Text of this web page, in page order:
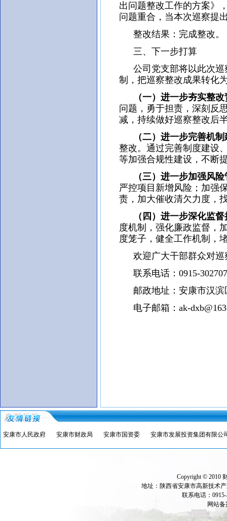
出问题整改工作的方案》
问题重合，当本次巡察提
整改结果：完成整改。
三、下一步打算
公司党支部将以此次巡
制，把巡察整改成果转化
（一）进一步夯实整改
问题，勇于担责，深刻反
减，持续做好巡察整改后
（二）进一步完善机制
整改。通过完善制度建设
等加强合规性建设，不断
（三）进一步加强风险
严控项目新增风险；加强
责，加大催收清欠力度，
（四）进一步深化监督
度机制，强化廉政监督，
度笼子，健全工作机制，
欢迎广大干部群众对巡
联系电话：0915-
邮政地址：安康市汉滨
电子邮箱： ak-
安康市人民政府 安康市财政局 安康市国资委 安康市发展投资集团有限公
Copyright © 2010
地址：陕西省安康市高新技术
联系电话：0915-
网站